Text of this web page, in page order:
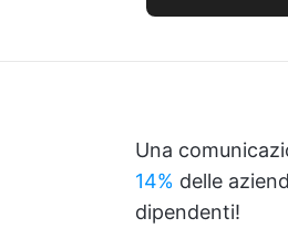
Una
14% delle
dipendenti!